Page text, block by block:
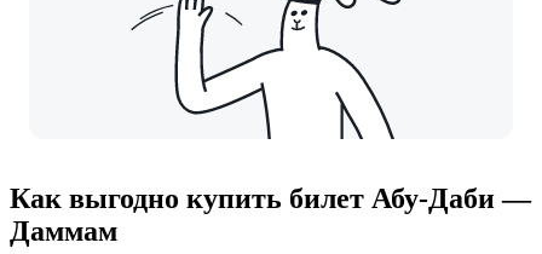
Как выгодно купить билет Абу-Даби —
Даммам